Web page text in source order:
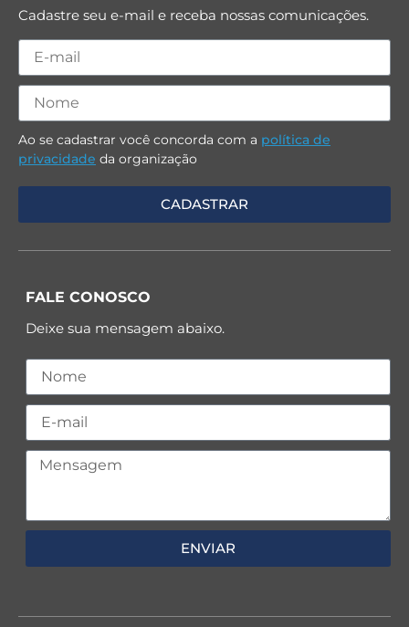
Cadastre seu e-mail e receba nossas comunicações.
Ao se cadastrar você concorda com a política de
privacidade da organização
FALE CONOSCO
Deixe sua mensagem abaixo.
ENVIAR